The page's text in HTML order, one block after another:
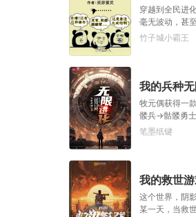
穿越到全民进
毫无波动，甚
竹子城小霸王
我的兵种
牧元偶获得一
髅兵→骷髅勇
神魔簇拥下，
笔墨纸键
我的救世
这个世界，阴
某一天，当救